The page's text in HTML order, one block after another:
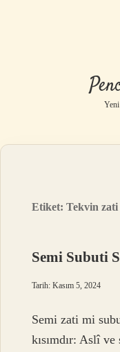
Yeni
Etiket:Tekvin
Semi Subuti
Tarih: Kasım 5, 2024
Semi zati mi
kısımdır: Aslî